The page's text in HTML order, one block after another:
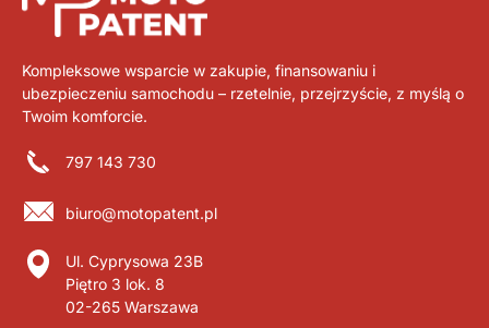
Kompleksowe wsparcie w zakupie, finansowaniu i
ubezpieczeniu samochodu – rzetelnie, przejrzyście, z myślą o
Twoim komforcie.
797 143 730
biuro@motopatent.pl
Ul. Cyprysowa 23B
Piętro 3 lok. 8
02-265 Warszawa